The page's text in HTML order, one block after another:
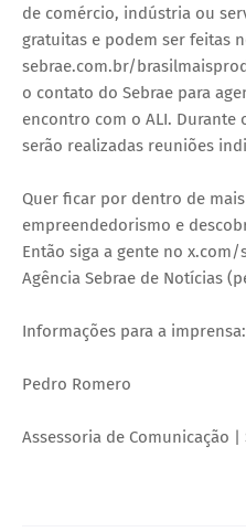
de comércio, indústria ou
gratuitas e podem ser feitas
sebrae.com.br/
o contato do Sebrae para
encontro com o ALI.
serão realizadas reuniões
Quer ficar por dentro de
empreendedorismo e
Então siga a gente no
Agência Sebrae de Notícias
Informações para a imprensa:
Pedro Romero
Assessoria de Comunicação |